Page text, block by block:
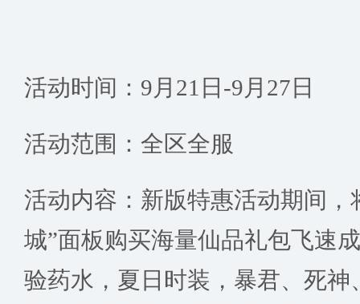
活动时间：9月21日-9月27日
活动范围：全区全服
活动内容：新版特惠活动期间，
城”面板购买海量仙品礼包飞速
验药水，夏日时装，暴君、死神